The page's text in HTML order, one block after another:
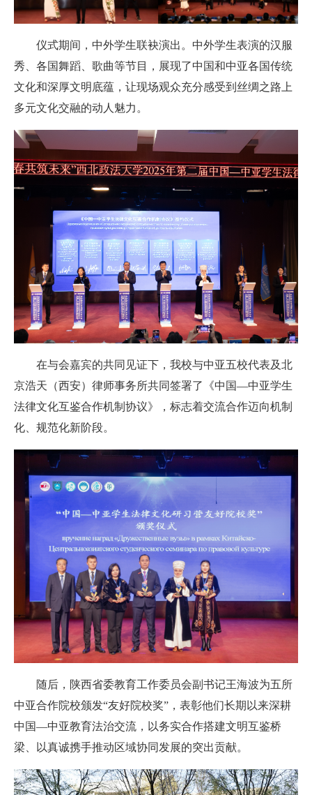
仪式期间，中外学生联袂演出。中外学生表演的汉服
秀、各国舞蹈、歌曲等节目，展现了中国和中亚各国传统
文化和深厚文明底蕴，让现场观众充分感受到丝绸之路上
多元文化交融的动人魅力。
在与会嘉宾的共同见证下，我校与中亚五校代表及北
京浩天（西安）律师事务所共同签署了《中国—中亚学生
法律文化互鉴合作机制协议》，标志着交流合作迈向机制
化、规范化新阶段。
随后，陕西省委教育工作委员会副书记王海波为五所
中亚合作院校颁发“友好院校奖”，表彰他们长期以来深耕
中国—中亚教育法治交流，以务实合作搭建文明互鉴桥
梁、以真诚携手推动区域协同发展的突出贡献。